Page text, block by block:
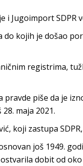
i Jugoimport SDPR
do kojih je došao
registrima,
piše da je
maja 2021.
koji zastupa
još 1949.
dobit od